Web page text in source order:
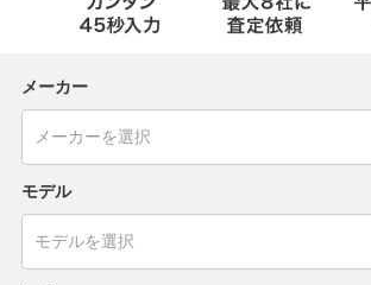
メーカー
モデル